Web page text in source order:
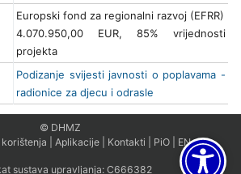
Europski fond za regionalni razvoj (EFRR)
4.070.950,00 EUR, 85% vrijednosti
projekta
Podizanje svijesti javnosti o poplavama -
radionice za djecu i odrasle
© DHMZ
Aplikacije Kontakti PiO EN
sustava upravljanja: C666382